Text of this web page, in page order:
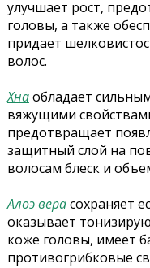
улучшает рост,
головы, а также
придает
волос.
Хнаобладает
вяжущими
предотвращает
защитный слой на
волосам блеск и
Алоэ верасохраняет
оказывает
коже головы, имеет
противогрибковые